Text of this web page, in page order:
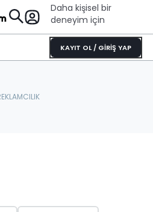
Daha kişisel bir
deneyim için
KAYIT OL / GİRİŞ YAP